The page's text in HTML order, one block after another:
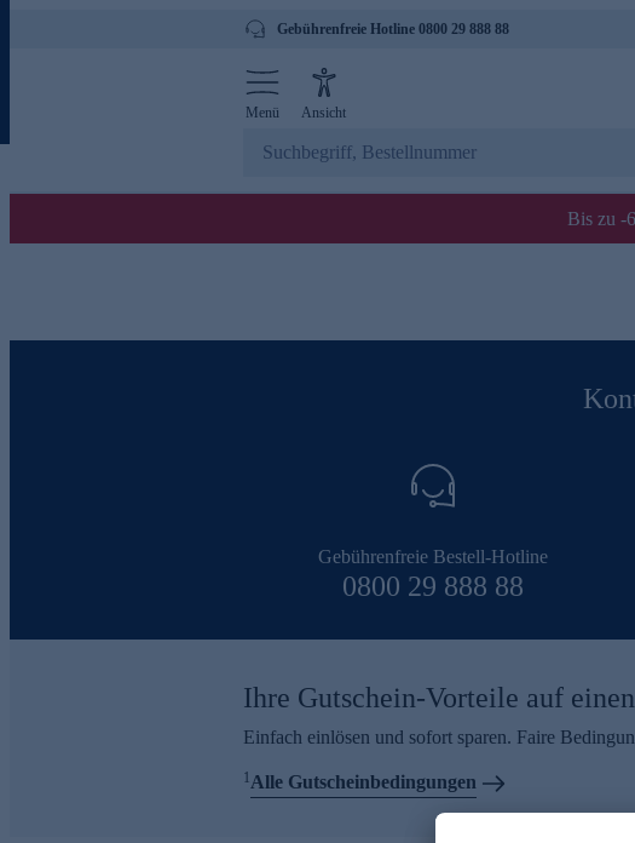
Gebührenfreie Hotline 0800 29 888 88
Menü Ansicht
Bis zu -
Gebührenfreie Bestell-Hotline
0800 29 888 88
Ihre Gutschein-Vorteile auf
Einfach einlösen und sofort sparen. Faire
1Alle Gutscheinbedingungen